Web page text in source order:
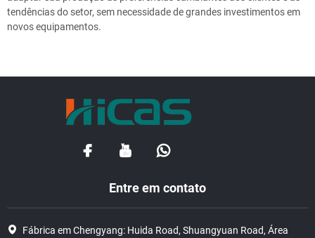
tendências do setor, sem necessidade de grandes investimentos em
novos equipamentos.
Entre em contato
Fábrica em Chengyang: Huida Road, Shuangyuan Road, Área